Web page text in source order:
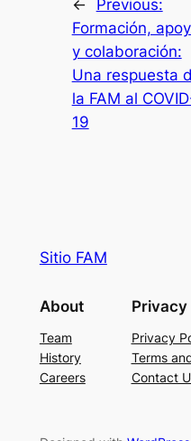
←
Previous:
Formación,
y colaboración:
Una respuesta
la FAM al
19
Sitio FAM
About
Team
History
Careers
Privacy
Privacy
Terms
Contact